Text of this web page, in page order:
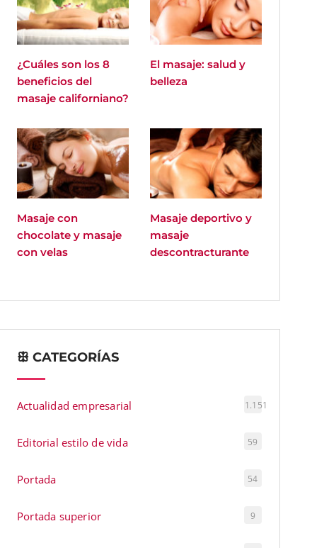
¿Cuáles son los 8
beneficios del
masaje californiano?
El masaje: salud y
belleza
Masaje con
chocolate y masaje
con velas
Masaje deportivo y
masaje
descontracturante
ꕥ CATEGORÍAS
Actualidad empresarial 1.151
Editorial estilo de vida 59
Portada 54
Portada superior 9